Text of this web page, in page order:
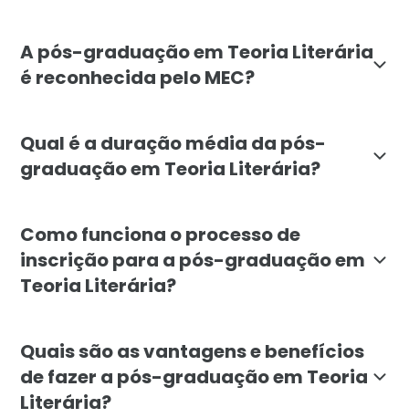
A pós-graduação em Teoria Literária
é reconhecida pelo MEC?
Qual é a duração média da pós-
graduação em Teoria Literária?
Como funciona o processo de
inscrição para a pós-graduação em
Teoria Literária?
Quais são as vantagens e benefícios
de fazer a pós-graduação em Teoria
Literária?